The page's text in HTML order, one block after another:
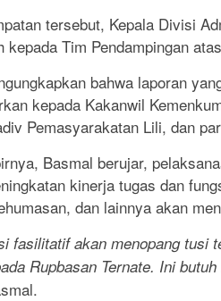
tersebut, Kepala Divisi
kepada Tim Pendampingan
bahwa laporan
kepada Kakanwil
Pemasyarakatan Lili, dan
Basmal berujar,
kinerja tugas dan
dan lainnya akan
fasilitatif akan menopang tusi
Rupbasan Ternate. Ini